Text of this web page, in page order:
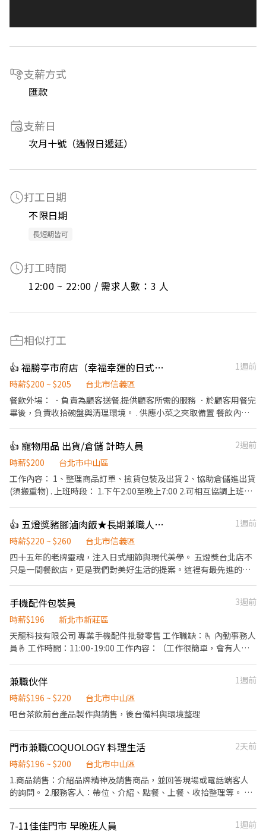
支薪方式
匯款
支薪日
次月十號（遇假日遞延）
打工日期
不限日期
長短期皆可
打工時間
12:00 ~ 22:00 / 需求人數：3 人
相似打工
👍 福勝亭市府店（幸福幸運的日式豬排店）
1週前
時薪$200 ~ $205
台北市信義區
餐飲外場： ．負責為顧客送餐.提供顧客所需的服務 ．於顧客用餐完
畢後，負責收拾碗盤與清理環境。 . 供應小菜之夾取備置 餐飲內
需具備服務熱忱與責任感佳 #薪資轉帳需具備永豐銀行帳戶 #需要做
餐飲人員體檢 歡迎各位小夥伴一起加入這個大家庭！❤ 工作內容非
常簡單🍰 沒有經驗也沒關係👌 內場外場都會學到 不用緊張 大家同
事人都非常好都願意有耐心得教你們😚😚 一步一步慢慢學習肯定學
得起來↗️ 徵得就是正在看這篇的你 不用害羞 趕快加入我們吧～🤪🤪
👍 寵物用品 出貨/倉儲 計時人員
2週前
時薪$200
台北市中山區
工作內容： 1、整理商品訂單、撿貨包裝及出貨 2、協助倉儲進出貨
(須搬重物) . 上班時段： 1.下午2:00至晚上7:00 2.可相互協調上班時
👍 五燈獎豬腳滷肉飯★長期兼職人員【多門市擴大徵才中】
1週前
時薪$220 ~ $260
台北市信義區
​四十五年的老牌靈魂，注入日式細節與現代美學。 五燈獎台北店不
只是一間餐飲店，更是我們對美好生活的提案。這裡有最先進的自
康店】 與 【信義店】，7/1 我們正式進駐「台北 101」！ ​極致乾淨
環境： 顛覆傳統，這可能是你見過最整潔、無油煙的餐飲工作空
間。 ​科技輔助入職： 多種自動化設備，減輕體力負擔，分工明確讓
你輕鬆上手。 ​未來職涯規劃： 品牌正朝向國際化與多角化經營，這
接待 ​維持優雅用餐環境 ​分站式餐點製作（接龍式流暢作業） ​設備維
護與食材管理 ​條件加分： 具備餐飲經驗者優，但更歡迎有服務熱
】📍 7/1 隆重登場！ ​早班：09:30 - 13:30 ​中班：13:30 - 18:30 ​晚
班：18:30 - 22:30 ​【 永康店 】&【 信義店 】 ​午間餐期：10:00 -
14:00 / 10:00 - 17:00 ​晚間餐期：16:45 - 20:30 ​長期兼職標準： 1. 基
本配合 6 個月以上。 2. 每月配合總工時 80 小時以上。 ​💰 薪資與福
利 ​時薪： 依勞基法規定起薪，依能力及時數調整。 ​晉升機制： 晉
升為訓練員最高可達 240元/小時！ ​安心保障： 依法投保、免費年度
健康檢查（我們比你更在意你的健康）。 ​專屬福利： 質感員工制
服、員工餐、團體保險、不定期員工聚餐。 ​📩 加入我們 ​如果你對環
境有堅持，或想體驗新型態的餐飲工作，歡迎跟我們聊聊！
手機配件包裝員
3週前
時薪$196
新北市新莊區
天龍科技有限公司 專業手機配件批發零售 工作職缺：🫰 內勤事務人
員🤞 工作時間：11:00-19:00 工作內容：（工作很簡單，會有人帶
高。 工作地點：新莊思源路83號4樓 鄰近頭前庄捷運站 工作穩定 環
境單純 工作薪資：28590起 休假待遇：見紅就休
兼職伙伴
1週前
時薪$196 ~ $220
台北市中山區
吧台茶飲前台產品製作與銷售，後台備料與環境整理
門市兼職COQUOLOGY 料理生活
2天前
時薪$196 ~ $200
台北市中山區
1.商品銷售：介紹品牌精神及銷售商品，並回答現場或電話端客人
的詢問。 2.服務客人：帶位、介紹、點餐、上餐、收拾整理等。 3.
5.清潔打掃：掃地、拖地、除塵等開店前的各項清潔整理工作。隨
7-11佳佳門市 早晚班人員 1週前